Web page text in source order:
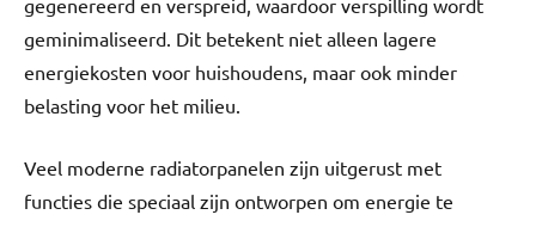
gegenereerd en verspreid, waardoor verspilling wordt
geminimaliseerd. Dit betekent niet alleen lagere
energiekosten voor huishoudens, maar ook minder
belasting voor het milieu.
Veel moderne radiatorpanelen zijn uitgerust met
functies die speciaal zijn ontworpen om energie te